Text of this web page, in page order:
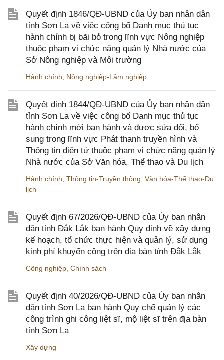
Quyết định 1846/QĐ-UBND của Ủy ban nhân dân
tỉnh Sơn La về việc công bố Danh mục thủ tục
hành chính bị bãi bỏ trong lĩnh vực Nông nghiệp
thuộc phạm vi chức năng quản lý Nhà nước của
Sở Nông nghiệp và Môi trường
Hành chính Nông nghiệp-Lâm nghiệp
Quyết định 1844/QĐ-UBND của Ủy ban nhân dân
tỉnh Sơn La về việc công bố Danh mục thủ tục
hành chính mới ban hành và được sửa đổi, bổ
sung trong lĩnh vực Phát thanh truyền hình và
Thông tin điện tử thuộc phạm vi chức năng quản lý
Nhà nước của Sở Văn hóa, Thể thao và Du lịch
Hành chính Thông tin-Truyền thông Văn hóa-Thể thao-Du
lịch
Quyết định 67/2026/QĐ-UBND của Ủy ban nhân
dân tỉnh Đắk Lắk ban hành Quy định về xây dựng
kế hoạch, tổ chức thực hiện và quản lý, sử dụng
kinh phí khuyến công trên địa bàn tỉnh Đắk Lắk
Công nghiệp Chính sách
Quyết định 40/2026/QĐ-UBND của Ủy ban nhân
dân tỉnh Sơn La ban hành Quy chế quản lý các
công trình ghi công liệt sĩ, mộ liệt sĩ trên địa bàn
tỉnh Sơn La
Xây dựng